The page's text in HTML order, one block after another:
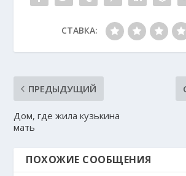
СТАВКА:
ПРЕДЫДУЩИЙ
Дом, где жила кузькина
мать
ПОХОЖИЕ СООБЩЕНИЯ